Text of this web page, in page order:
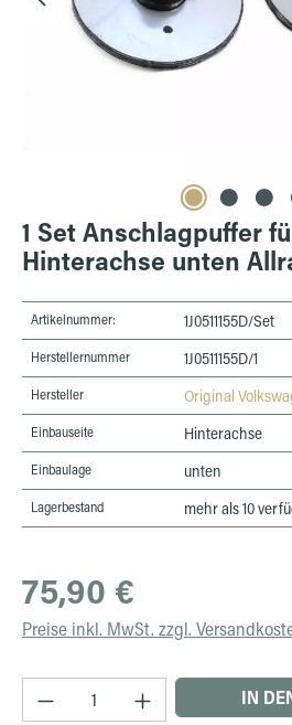
1 Set Anschlagpuffer
Hinterachse unten
Artikelnummer: 1J0511155D/Set
Herstellernummer 1J0511155D/1
Hersteller Original
Einbauseite Hinterachse
Einbaulage unten
Lagerbestand mehr als 10
Regulärer Preis:
75,90 €
Preise inkl. MwSt. zzgl.
Produkt Anzahl: Gib den
IN